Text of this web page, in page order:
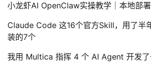
小龙虾AI OpenClaw实操教学｜本地部
Claude Code 这16个官方Skill，用了半
装的7个
我用 Multica 指挥 4 个 AI Agent 开发了